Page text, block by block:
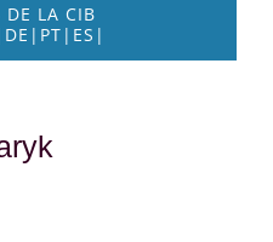
DE LA CIB